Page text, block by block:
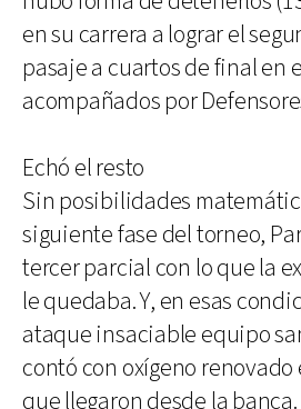
en su carrera a lograr el
pasaje a cuartos de final en
acompañados por
Echó el resto
Sin posibilidades
siguiente fase del torneo,
tercer parcial con lo que la
le quedaba. Y, en esas
ataque insaciable equipo
contó con oxígeno
que llegaron desde la banca.